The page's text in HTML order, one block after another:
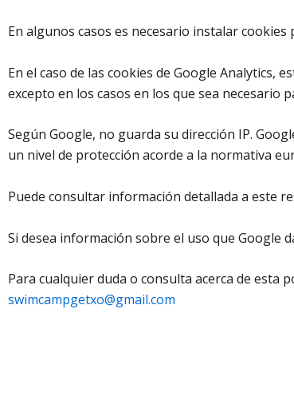
En algunos casos es necesario instalar
En el caso de las cookies de Google Analytics,
excepto en los casos en los que sea necesario
Según Google, no guarda su dirección IP.
un nivel de protección acorde a la normativa
Puede consultar información detallada a este
Si desea información sobre el uso que Google
Para cualquier duda o consulta acerca de esta
swimcampgetxo@gmail.com